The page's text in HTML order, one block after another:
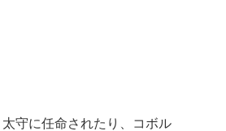
守に任命されたり、コボル